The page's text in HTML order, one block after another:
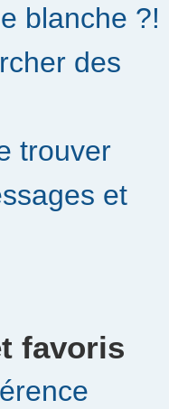
blanche ?!
des
trouver
et
favoris